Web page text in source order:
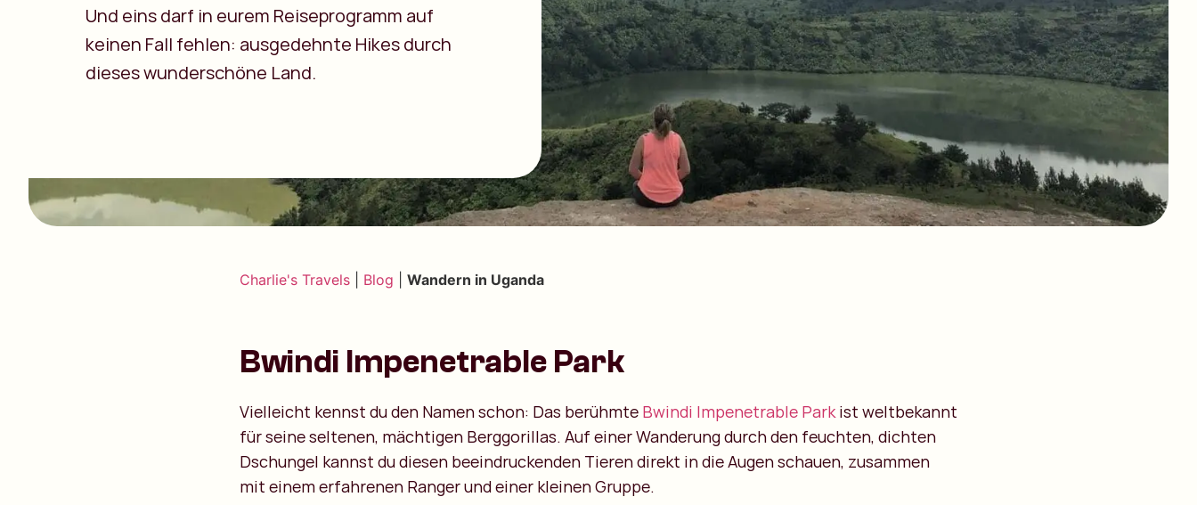
Und eins darf in eurem Reiseprogramm auf
keinen Fall fehlen: ausgedehnte Hikes durch
dieses wunderschöne Land.
Charlie's Travels| Blog Wandern in Uganda
Bwindi Impenetrable Park
Vielleicht kennst du den Namen schon: Das berühmte Bwindi Impenetrable Parkist weltbekannt
für seine seltenen, mächtigen Berggorillas. Auf einer Wanderung durch den feuchten, dichten
Dschungel kannst du diesen beeindruckenden Tieren direkt in die Augen schauen, zusammen
mit einem erfahrenen Ranger und einer kleinen Gruppe.